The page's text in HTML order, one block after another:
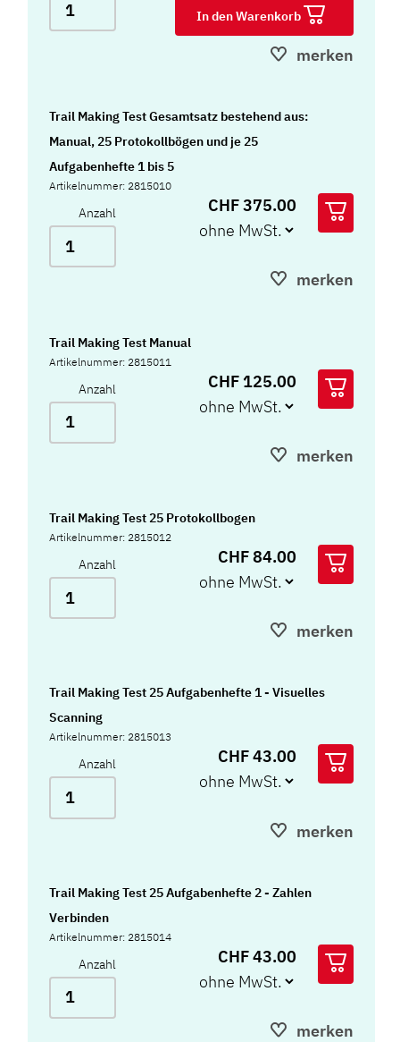
In den Warenkorb
merken
Trail Making Test Gesamtsatz bestehend aus:
Manual, 25 Protokollbögen und je 25
Aufgabenhefte 1 bis 5
Artikelnummer: 2815010
Anzahl CHF 375.00
merken
Trail Making Test Manual
Artikelnummer: 2815011
Anzahl CHF 125.00
merken
Trail Making Test 25 Protokollbogen
Artikelnummer: 2815012
Anzahl CHF 84.00
merken
Trail Making Test 25 Aufgabenhefte 1 - Visuelles
Scanning
Artikelnummer: 2815013
Anzahl CHF 43.00
merken
Trail Making Test 25 Aufgabenhefte 2 - Zahlen
Verbinden
Artikelnummer: 2815014
Anzahl CHF 43.00
merken